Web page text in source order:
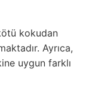
kokudan
Ayrıca,
uygun farklı